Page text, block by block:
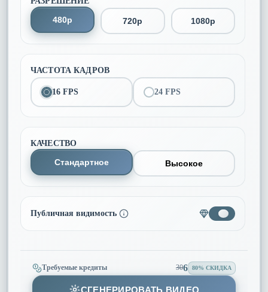
480p 720p 1080p
ЧАСТОТА КАДРОВ
16 FPS 24 FPS
КАЧЕСТВО
Стандартное Высокое
Публичная видимость
Требуемые кредиты 306 80% СКИДКА
СГЕНЕРИРОВАТЬ ВИДЕО